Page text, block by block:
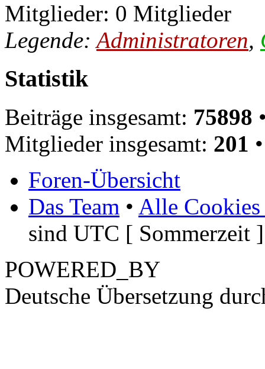
Mitglieder: 0 Mitglieder
Legende:Administratoren,
Statistik
Beiträge insgesamt: 75898
Mitglieder insgesamt: 201
Foren-Übersicht
Das Team • Alle Cookies
sind UTC [ Sommerzeit ]
POWERED_BY
Deutsche Übersetzung